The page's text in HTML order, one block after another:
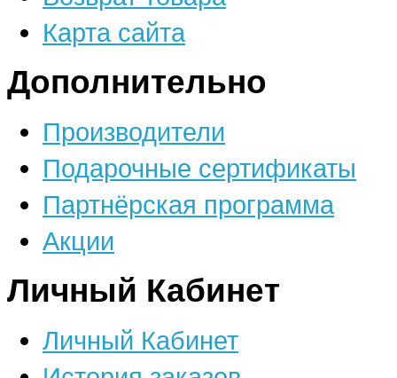
Карта сайта
Дополнительно
Производители
Подарочные сертификаты
Партнёрская программа
Акции
Личный Кабинет
Личный Кабинет